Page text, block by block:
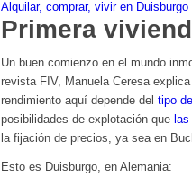
Alquilar, comprar, vivir en Duisburgo
Primera
Un buen comienzo en el mundo
revista FIV, Manuela Ceresa
rendimiento aquí depende del tipo
posibilidades de explotación que
la fijación de precios, ya sea en
Esto es Duisburgo, en Alemania: